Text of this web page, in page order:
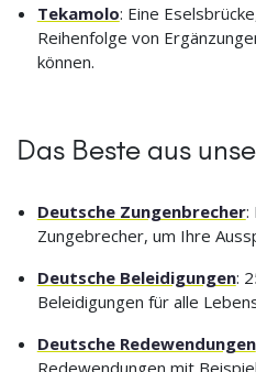
Tekamolo: Eine
Reihenfolge von
können.
Das Beste aus
Deutsche Zungenbrecher:
Zungebrecher, um Ihre
Deutsche Beleidigungen:
Beleidigungen für alle
Deutsche Redewendungen
Redewendungen mit